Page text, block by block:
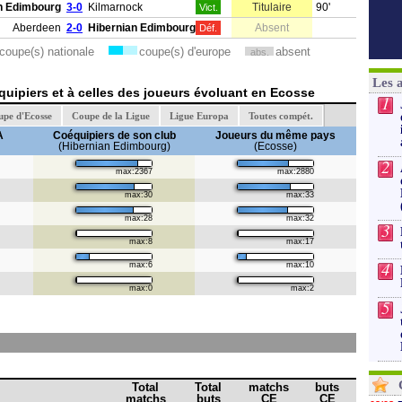
Edimbourg 3-0 Kilmarnock Vict. Titulaire
90'
Aberdeen 2-0 Hibernian Edimbourg Déf. Absent
coupe(s) nationale coupe(s) d'europe abs. absent
et à celles des joueurs évoluant en Ecosse
d'Ecosse Coupe de la Ligue Ligue Europa Toutes compét.
Coéquipiers de son club
(Hibernian Edimbourg)
Joueurs du même pays
(Ecosse)
max:2367 max:2880
max:30 max:33
max:28 max:32
max:8 max:17
max:6 max:10
max:0 max:2
Total
matchs
Total
buts
matchs
CE
buts
CE
Les
1
2
3
4
5